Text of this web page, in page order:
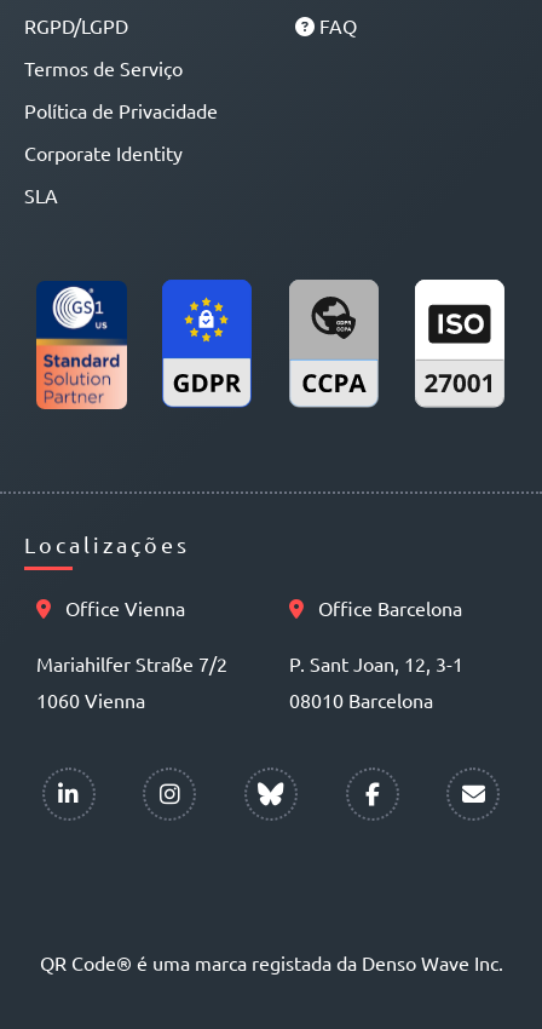
RGPD/LGPD
Termos de Serviço
Política de Privacidade
Corporate Identity
SLA
FAQ
Localizações
Office Vienna
Mariahilfer Straße 7/2
1060 Vienna
Office Barcelona
P. Sant Joan, 12, 3-1
08010 Barcelona
QR Code® é uma marca registada da Denso Wave Inc.